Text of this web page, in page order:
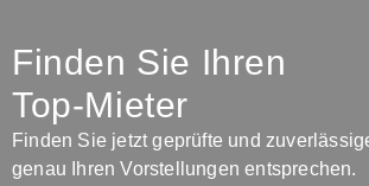
Finden Sie Ihren
Top-Mieter
Finden Sie jetzt geprüfte und
genau Ihren Vorstellungen entsprechen.